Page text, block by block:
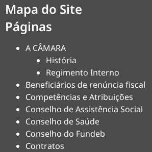
Mapa do Site
Páginas
A CÂMARA
História
Regimento Interno
Beneficiários de renúncia fiscal
Competências e Atribuições
Conselho de Assistência Social
Conselho de Saúde
Conselho do Fundeb
Contratos